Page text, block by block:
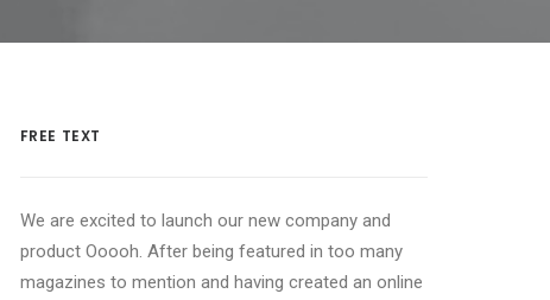
FREE TEXT
We are excited to launch our new company and
product Ooooh. After being featured in too many
magazines to mention and having created an online